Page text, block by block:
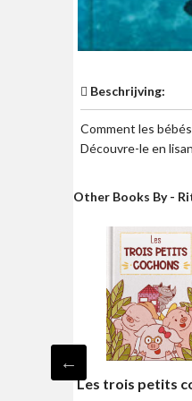
Beschrijving:
Comment les
Découvre-le en
Other Books By -
にわと Les trois petits